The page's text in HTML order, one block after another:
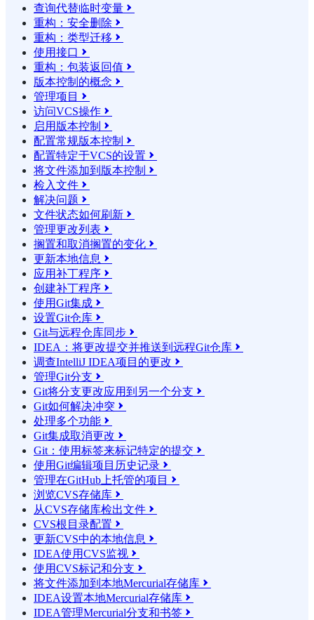
查询代替临时变量 
重构：安全删除 
重构：类型迁移 
使用接口 
重构：包装返回值 
版本控制的概念 
管理项目 
访问VCS操作 
启用版本控制 
配置常规版本控制 
配置特定于VCS的设置 
将文件添加到版本控制 
检入文件 
解决问题 
文件状态如何刷新 
管理更改列表 
搁置和取消搁置的变化 
更新本地信息 
应用补丁程序 
创建补丁程序 
使用Git集成 
设置Git仓库 
Git与远程仓库同步 
IDEA：将更改提交并推送到远程Git仓库 
调查IntelliJ IDEA项目的更改 
管理Git分支 
Git将分支更改应用到另一个分支 
Git如何解决冲突 
处理多个功能 
Git集成取消更改 
Git：使用标签来标记特定的提交 
使用Git编辑项目历史记录 
管理在GitHub上托管的项目 
浏览CVS存储库 
从CVS存储库检出文件 
CVS根目录配置 
更新CVS中的本地信息 
IDEA使用CVS监视 
使用CVS标记和分支 
将文件添加到本地Mercurial存储库 
IDEA设置本地Mercurial存储库 
IDEA管理Mercurial分支和书签 